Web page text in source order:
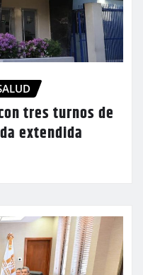
tres turnos de
extendida